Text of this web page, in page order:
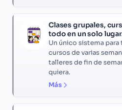
Clases grupales,
todo en un solo
Un único sistema
cursos de varias
talleres de fin de
quiera.
Más